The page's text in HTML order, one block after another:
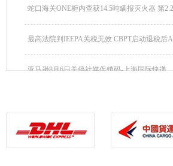
蛇口海关ONE柜内查获14.5吨瞒报灭火器 第
最高法院判IEEPA关税无效 CBPT启动退税后
亚马逊8月6日关停社媒促销码-上海国际快递